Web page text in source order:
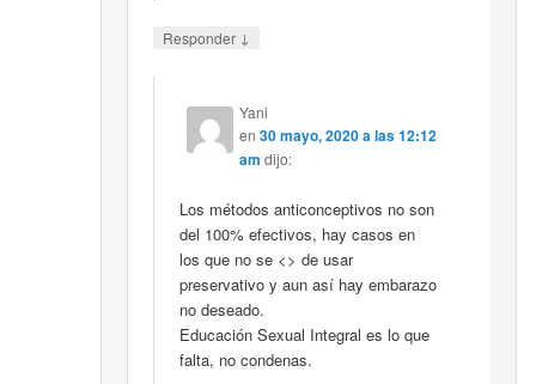
Responder ↓
Yani
en30 mayo, 2020 a las 12:12
am dijo:
Los métodos anticonceptivos no son
del 100% efectivos, hay casos en
los que no se <> de usar
preservativo y aun así hay embarazo
no deseado.
Educación Sexual Integral es lo que
falta, no condenas.